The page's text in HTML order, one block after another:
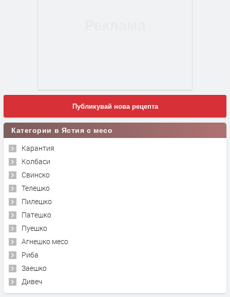
Публикувай нова рецепта
Категории в Ястия с месо
Карантия
Колбаси
Свинско
Телешко
Пилешко
Патешко
Пуешко
Агнешко месо
Риба
Заешко
Дивеч